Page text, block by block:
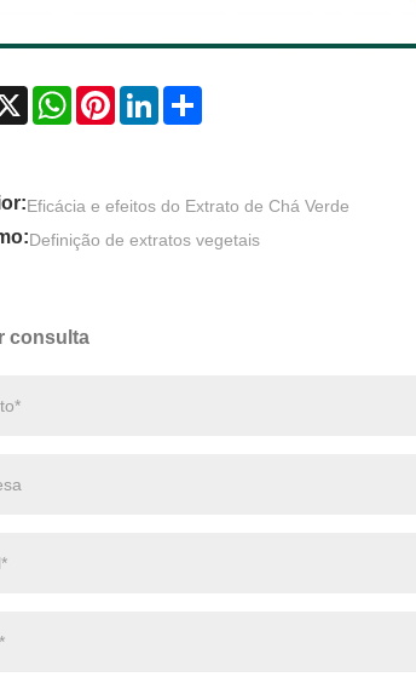
X WhatsAppPinterestLinkedIn
Eficácia e efeitos do Extrato de Chá Verde
Definição de extratos vegetais
consulta